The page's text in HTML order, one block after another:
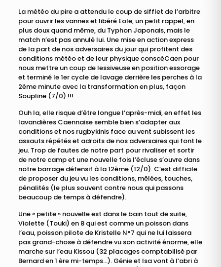
La météo du pire a attendu le coup de sifflet de l’arbitre
pour ouvrir les vannes et libéré Eole, un petit rappel, en
plus doux quand même, du Typhon Japonais, mais le
match n’est pas annulé lui. Une mise en action express
de la part de nos adversaires du jour qui profitent des
conditions météo et de leur physique conscéCaen pour
nous mettre un coup de lessiveuse en position essorage
et terminé le 1er cycle de lavage derrière les perches à la
2ème minute avec la transformation en plus, façon
Soupline (7/0) !!!
Ouh la, elle risque d’être longue l’après-midi, en effet les
lavandières Caennaise semble bien s’adapter aux
conditions et nos rugbykinis face au vent subissent les
assauts répétés et adroits de nos adversaires qui font le
jeu. Trop de fautes de notre part pour rivaliser et sortir
de notre camp et une nouvelle fois l’écluse s’ouvre dans
notre barrage défensif à la 12ème (12/0). C’est difficile
de proposer du jeu vu les conditions, mêlées, touches,
pénalités (le plus souvent contre nous qui passons
beaucoup de temps à défendre).
Une « petite » nouvelle est dans le bain tout de suite,
Violette (Touki) en 8 qui est comme un poisson dans
l’eau, poisson pilote de Kristelle N°7 qui ne lui laissera
pas grand-chose à défendre vu son activité énorme, elle
marche sur l’eau Kissou (32 placages comptabilisé par
Bernard en 1 ère mi-temps…). Génie et Isa vont à l’abri à